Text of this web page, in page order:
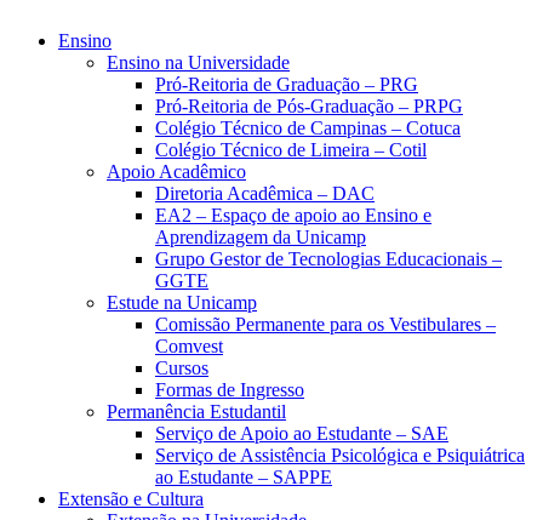
Ensino
Ensino na Universidade
Pró-Reitoria de Graduação – PRG
Pró-Reitoria de Pós-Graduação – PRPG
Colégio Técnico de Campinas – Cotuca
Colégio Técnico de Limeira – Cotil
Apoio Acadêmico
Diretoria Acadêmica – DAC
EA2 – Espaço de apoio ao Ensino e
Aprendizagem da Unicamp
Grupo Gestor de Tecnologias Educacionais –
GGTE
Estude na Unicamp
Comissão Permanente para os Vestibulares –
Comvest
Cursos
Formas de Ingresso
Permanência Estudantil
Serviço de Apoio ao Estudante – SAE
Serviço de Assistência Psicológica e Psiquiátrica
ao Estudante – SAPPE
Extensão e Cultura